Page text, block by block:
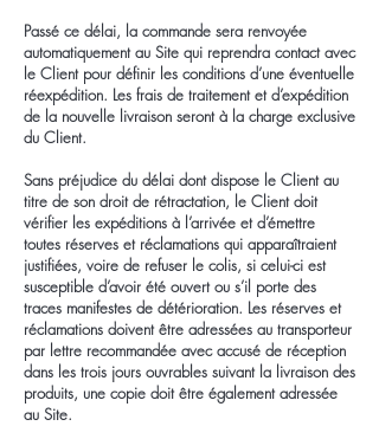
Passé ce délai, la commande sera renvoyée
automatiquement au Site qui reprendra contact avec
le Client pour définir les conditions d’une éventuelle
réexpédition. Les frais de traitement et d’expédition
de la nouvelle livraison seront à la charge exclusive
du Client.
Sans préjudice du délai dont dispose le Client au
titre de son droit de rétractation, le Client doit
vérifier les expéditions à l’arrivée et d’émettre
toutes réserves et réclamations qui apparaîtraient
justifiées, voire de refuser le colis, si celui-ci est
susceptible d’avoir été ouvert ou s’il porte des
traces manifestes de détérioration. Les réserves et
réclamations doivent être adressées au transporteur
par lettre recommandée avec accusé de réception
dans les trois jours ouvrables suivant la livraison des
produits, une copie doit être également adressée
au Site.